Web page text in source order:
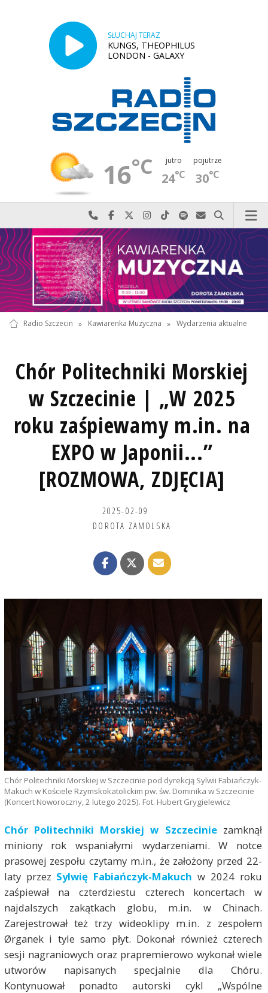
SŁUCHAJ TERAZ
KUNGS, THEOPHILUS
LONDON - GALAXY
16°C jutro
24°C
pojutrze
30°C
Najlepiej po prostu do nas zadzwoń
Odwiedź nas na Facebook-u
Odwiedź nas na X
Odwiedź nas na Instagram-ie
Odwiedź nas na TikTok-u
Szukaj nas na Spotify
Wyślij do nas
Szukaj
Radio Szczecin » Kawiarenka Muzyczna » Wydarzenia aktualne
Chór Politechniki Morskiej
w Szczecinie | „W 2025
roku zaśpiewamy m.in. na
EXPO w Japonii...”
[ROZMOWA, ZDJĘCIA]
2025-02-09
DOROTA ZAMOLSKA
Chór Politechniki Morskiej w Szczecinie pod dyrekcją Sylwii Fabiańczyk-
Makuch w Kościele Rzymskokatolickim pw. św. Dominika w Szczecinie
(Koncert Noworoczny, 2 lutego 2025). Fot. Hubert Grygielewicz
Chór Politechniki Morskiej w Szczeciniezamknął
miniony rok wspaniałymi wydarzeniami. W notce
prasowej zespołu czytamy m.in., że założony przed 22-
laty przez Sylwię Fabiańczyk-Makuch w 2024 roku
zaśpiewał na czterdziestu czterech koncertach w
najdalszych zakątkach globu, m.in. w Chinach.
Zarejestrował też trzy wideoklipy m.in. z zespołem
Ørganek i tyle samo płyt. Dokonał również czterech
sesji nagraniowych oraz prapremierowo wykonał wiele
utworów napisanych specjalnie dla Chóru.
Kontynuował ponadto autorski cykl „Wspólne